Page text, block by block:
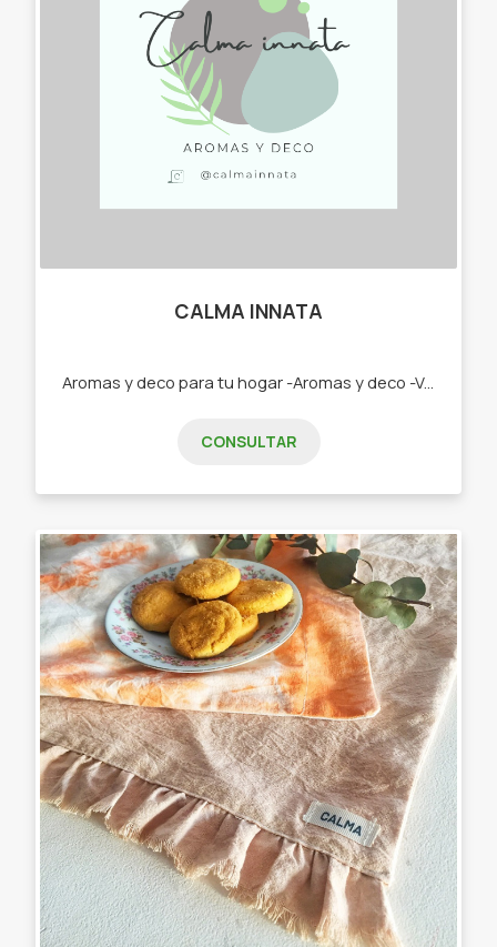
CALMA INNATA
Aromas y deco para tu hogar -Aromas y deco -Velas de soja -Deco -Difusores de varillas -Home Spray -Jabones -Bandejas y deco
CONSULTAR